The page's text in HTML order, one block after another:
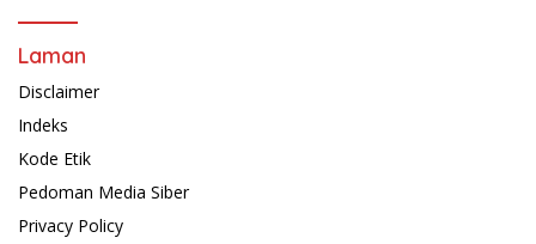
Laman
Disclaimer
Indeks
Kode Etik
Pedoman Media Siber
Privacy Policy